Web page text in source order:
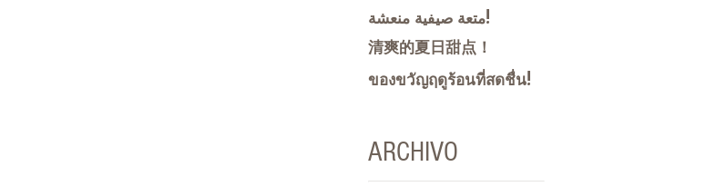
متعة صيفية منعشة!
清爽的夏日甜点！
ของขวัญฤดูร้อนที่สดชื่น!
ARCHIVO